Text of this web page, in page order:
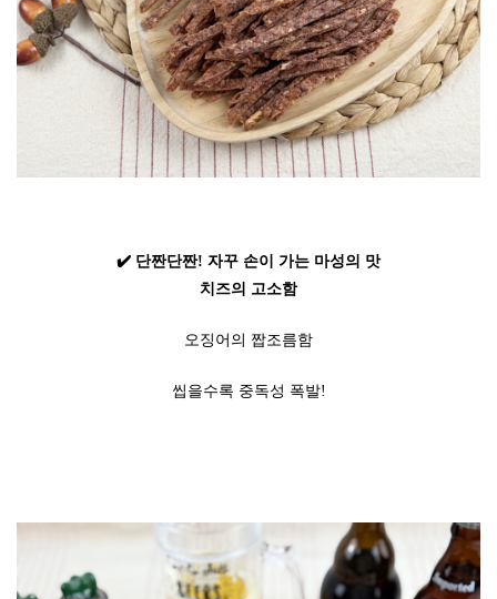
✔️ 단짠단짠! 자꾸 손이 가는 마성의 맛
치즈의 고소함
오징어의 짭조름함
씹을수록 중독성 폭발!